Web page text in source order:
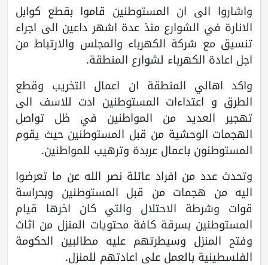
واشاروا الى ان المستوطنين قاموا بقطع كوابل
الانارة في الشوارع منذ عدة اشهر داعين الى اجراء
تنسيق مع شركة الكهرباء والمجلس والارتباط من
اجل اعادة الكهرباء لشوارع المنطقة.
واكد اهالي المنطقة ان اعمال التخريب وقطع
الطرق و اعتداءات المستوطنين ادت للاسف الى
تهجير العديد من المواطنين في ظل تواصل
الهجمات الوحشية من قبل المستوطنين حيث يقوم
المستوطنون باعمال عربدة وترهيب للمواطنين.
وتحدث عدد من افراد عائلة نصر الله عن ما تعرضوا
اليه من هجمات من قبل المستوطنين وبحراسة
قوات وشرطة الاحتلال والتي كان اخرها قيام
المستوطنين بسرقة كافة محتويات المنزل من اثاث
وفتح المنزل وسيطرتهم عليه مطالبين الحكومة
الفلسطينية بالعمل على اعادتهم للمنزل.